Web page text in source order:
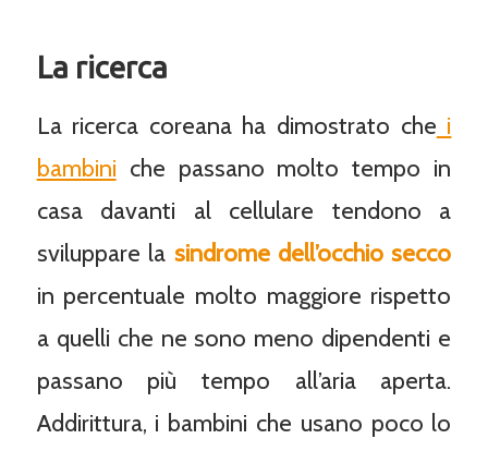
La ricerca
La ricerca coreana ha dimostrato che i
bambini che passano molto tempo in
casa davanti al cellulare tendono a
sviluppare la sindrome dell’occhio secco
in percentuale molto maggiore rispetto
a quelli che ne sono meno dipendenti e
passano più tempo all’aria aperta.
Addirittura, i bambini che usano poco lo